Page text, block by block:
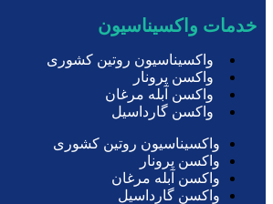
خدمات واکسیناسیون
واکسیناسیون روتین کشوری
واکسن پرونار
واکسن آبله مرغان
واکسن گارداسیل
واکسیناسیون روتین کشوری
واکسن پرونار
واکسن آبله مرغان
واکسن گارداسیل